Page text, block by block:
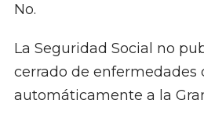
No.
La Seguridad Social no
cerrado de enfermedades
automáticamente a la